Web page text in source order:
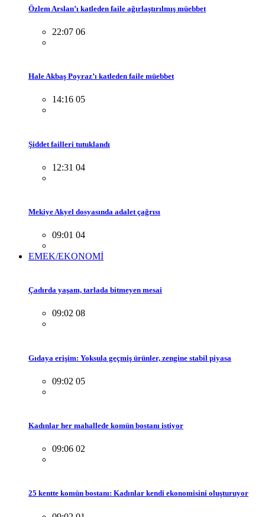
Özlem Arslan’ı katleden faile ağırlaştırılmış müebbet
22:07 06
Hale Akbaş Poyraz’ı katleden faile müebbet
14:16 05
Şiddet failleri tutuklandı
12:31 04
Mekiye Akyel dosyasında adalet çağrısı
09:01 04
EMEK/EKONOMİ
Çadırda yaşam, tarlada bitmeyen mesai
09:02 08
Gıdaya erişim: Yoksula geçmiş ürünler, zengine stabil piyasa
09:02 05
Kadınlar her mahallede komün bostanı istiyor
09:06 02
25 kentte komün bostanı: Kadınlar kendi ekonomisini oluşturuyor